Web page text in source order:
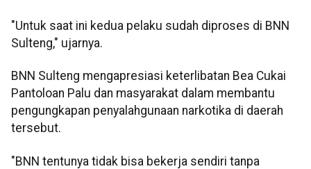
"Untuk saat ini kedua pelaku sudah diproses di BNN
Sulteng," ujarnya.
BNN Sulteng mengapresiasi keterlibatan Bea Cukai
Pantoloan Palu dan masyarakat dalam membantu
pengungkapan penyalahgunaan narkotika di daerah
tersebut.
"BNN tentunya tidak bisa bekerja sendiri tanpa